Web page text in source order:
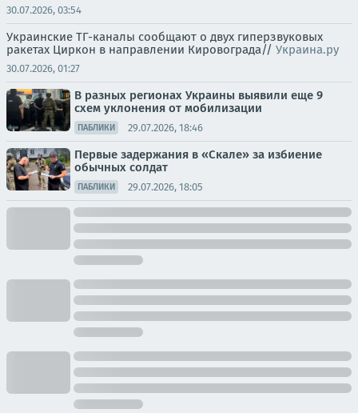
30.07.2026, 03:54
Украинские ТГ-каналы сообщают о двух гиперзвуковых
ракетах Циркон в направлении Кировограда// Украина.ру
30.07.2026, 01:27
В разных регионах Украины выявили еще 9
схем уклонения от мобилизации
ПАБЛИКИ 29.07.2026, 18:46
Первые задержания в «Скале» за избиение
обычных солдат
ПАБЛИКИ 29.07.2026, 18:05